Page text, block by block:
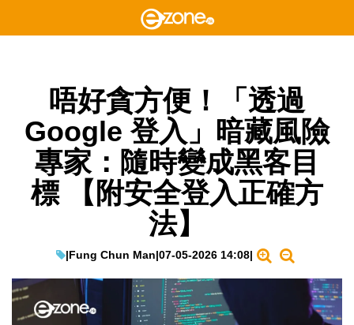
唔好貪方便！「透過
Google 登入」暗藏風險
專家：隨時變成黑客目
標 【附安全登入正確方
法】
|Fung Chun Man|07-05-2026 14:08|